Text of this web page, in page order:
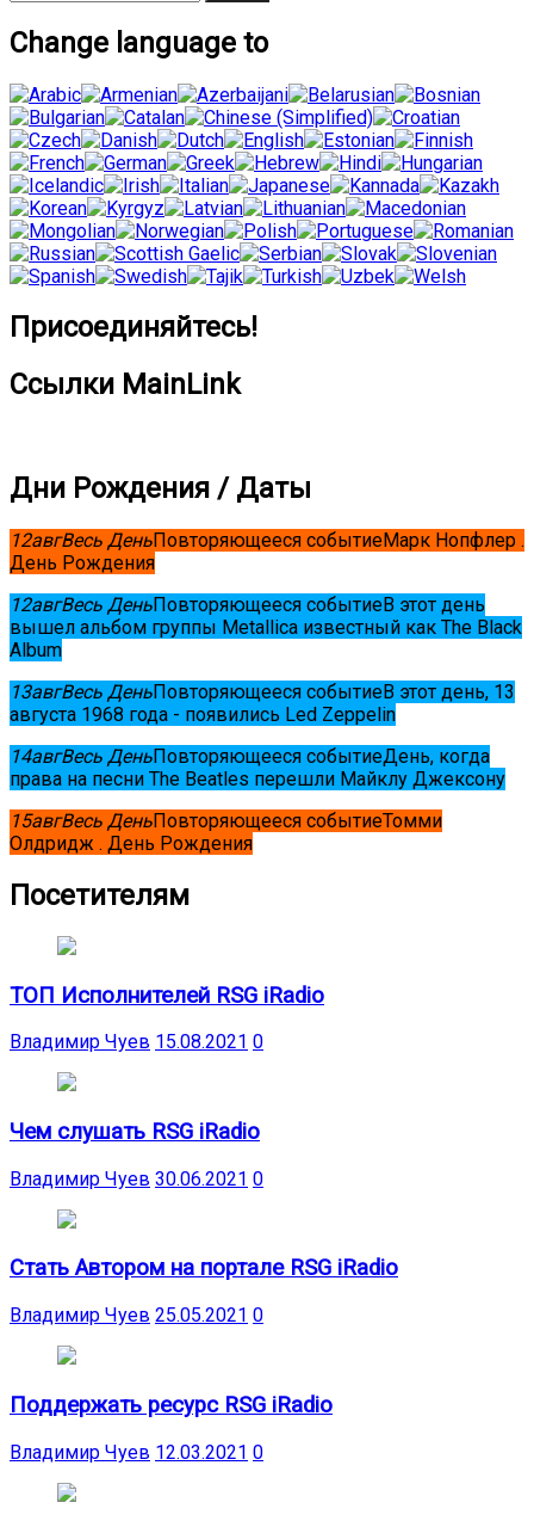
Change language to
Присоединяйтесь!
Ссылки MainLink
Дни Рождения / Даты
12авгВесь ДеньПовторяющееся событиеМарк Нопфлер .
День Рождения
12авгВесь ДеньПовторяющееся событиеВ этот день
вышел альбом группы Metallica известный как The Black
Album
13авгВесь ДеньПовторяющееся событиеВ этот день, 13
августа 1968 года - появились Led Zeppelin
14авгВесь ДеньПовторяющееся событиеДень, когда
права на песни The Beatles перешли Майклу Джексону
15авгВесь ДеньПовторяющееся событиеТомми
Олдридж . День Рождения
Посетителям
ТОП Исполнителей RSG iRadio
Владимир Чуев 15.08.2021 0
Чем слушать RSG iRadio
Владимир Чуев 30.06.2021 0
Стать Автором на портале RSG iRadio
Владимир Чуев 25.05.2021 0
Поддержать ресурс RSG iRadio
Владимир Чуев 12.03.2021 0